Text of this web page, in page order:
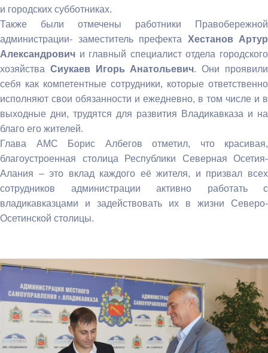
и городских субботниках.
Также были отмечены работники Правобережной
администрации- заместитель префекта Хестанов Артур
Александрович и главный специалист отдела городского
хозяйства Сиукаев Игорь Анатольевич. Они проявили
себя как компетентные сотрудники, которые ответственно
исполняют свои обязанности и ежедневно, в том числе и в
выходные дни, трудятся для развития Владикавказа и на
благо его жителей.
Глава АМС Борис Албегов отметил, что красивая,
благоустроенная столица Республики Северная Осетия-
Алания – это вклад каждого её жителя, и призвал всех
сотрудников администрации активно работать с
владикавказцами и задействовать их в жизни Северо-
Осетинской столицы.